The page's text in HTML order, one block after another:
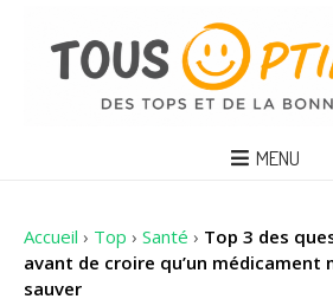
MENU
Accueil › Top › Santé › Top 3 des
avant de croire qu’un médicament
sauver